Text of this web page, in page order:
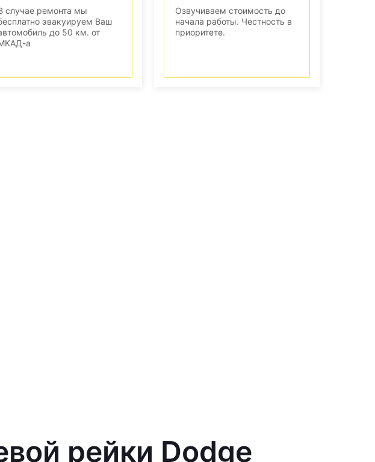
случае ремонта мы
эвакуируем Ваш
до 50 км. от
а
Озвучиваем стоимость до
начала работы. Честность в
приоритете.
рейки Dodge